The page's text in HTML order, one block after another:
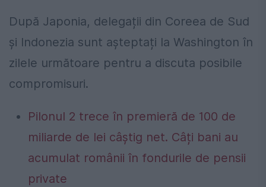
După Japonia, delegații din Coreea de Sud
și Indonezia sunt așteptați la Washington în
zilele următoare pentru a discuta posibile
compromisuri.
Pilonul 2 trece în premieră de 100 de
miliarde de lei câștig net. Câți bani au
acumulat românii în fondurile de pensii
private